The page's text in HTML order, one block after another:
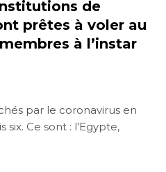
de
prêtes à voler au
à l’instar
par le coronavirus en
Ce sont : l’Egypte,